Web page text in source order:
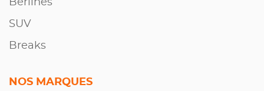
Berlines
SUV
Breaks
NOS MARQUES